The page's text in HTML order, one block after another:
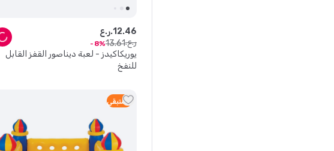
يوريكاكيدز - لعبة ديناصور القفز القابل
للنفخ
ر.ع.12.46
ر.ع.
13.61
8
3 متبقي